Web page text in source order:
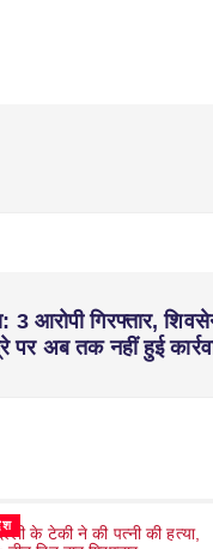
आरोपी गिरफ्तार,
पर अब तक नहीं हुई